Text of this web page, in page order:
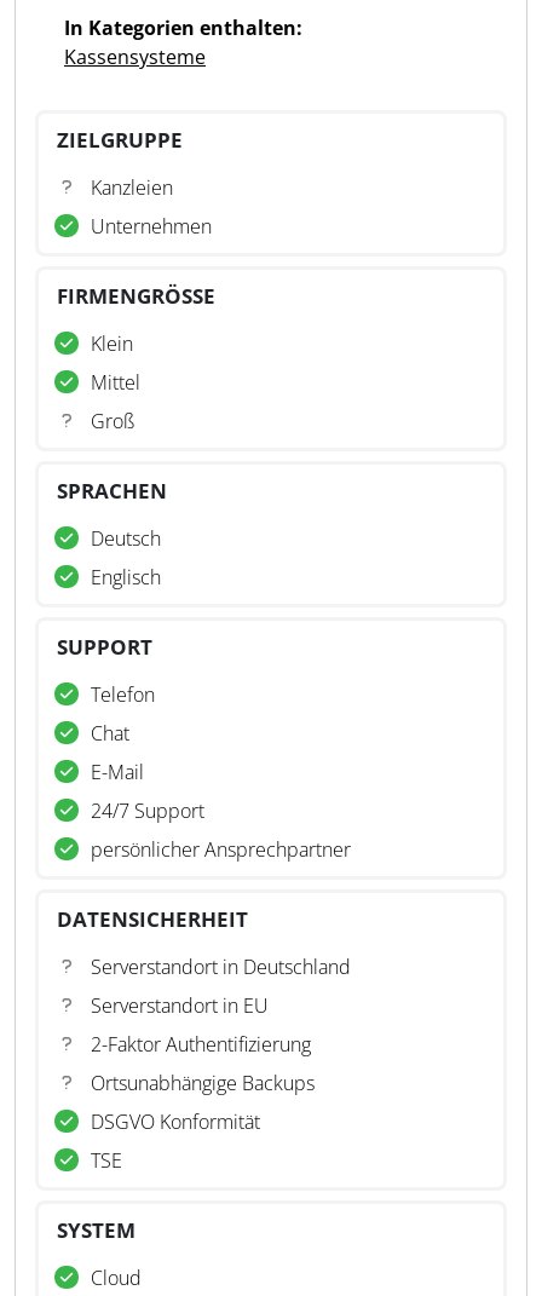
In Kategorien enthalten:
Kassensysteme
ZIELGRUPPE
Kanzleien
Unternehmen
FIRMENGRÖSSE
Klein
Mittel
Groß
SPRACHEN
Deutsch
Englisch
SUPPORT
Telefon
Chat
E-Mail
24/7 Support
persönlicher Ansprechpartner
DATENSICHERHEIT
Serverstandort in Deutschland
Serverstandort in EU
2-Faktor Authentifizierung
Ortsunabhängige Backups
DSGVO Konformität
TSE
SYSTEM
Cloud